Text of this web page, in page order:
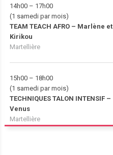
14h00 – 17h00
(1 samedi par mois)
TEAM TEACH AFRO – Marlène et
Kirikou
Martellière
15h00 – 18h00
(1 samedi par mois)
TECHNIQUES TALON INTENSIF –
Venus
Martellière